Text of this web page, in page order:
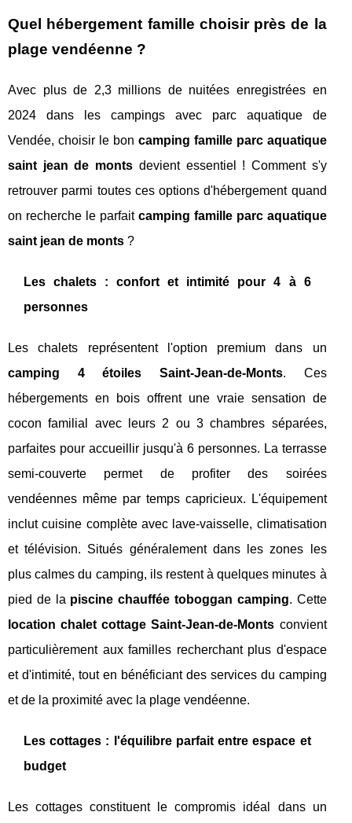
Quel hébergement famille choisir près de la
plage vendéenne ?
Avec plus de 2,3 millions de nuitées enregistrées en
2024 dans les campings avec parc aquatique de
Vendée, choisir le bon camping famille parc aquatique
saint jean de monts devient essentiel ! Comment s'y
retrouver parmi toutes ces options d'hébergement quand
on recherche le parfait camping famille parc aquatique
saint jean de monts ?
Les chalets : confort et intimité pour 4 à 6
personnes
Les chalets représentent l'option premium dans un
camping 4 étoiles Saint-Jean-de-Monts. Ces
hébergements en bois offrent une vraie sensation de
cocon familial avec leurs 2 ou 3 chambres séparées,
parfaites pour accueillir jusqu'à 6 personnes. La terrasse
semi-couverte permet de profiter des soirées
vendéennes même par temps capricieux. L'équipement
inclut cuisine complète avec lave-vaisselle, climatisation
et télévision. Situés généralement dans les zones les
plus calmes du camping, ils restent à quelques minutes à
pied de la piscine chauffée toboggan camping. Cette
location chalet cottage Saint-Jean-de-Monts convient
particulièrement aux familles recherchant plus d'espace
et d'intimité, tout en bénéficiant des services du camping
et de la proximité avec la plage vendéenne.
Les cottages : l'équilibre parfait entre espace et
budget
Les cottages constituent le compromis idéal dans un